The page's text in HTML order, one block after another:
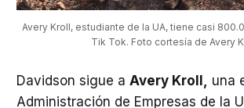
Avery Kroll, estudiante de la UA, tiene casi
Tik Tok. Foto cortesía de Avery
Davidson sigue a Avery Kroll, una
Administración de Empresas de la